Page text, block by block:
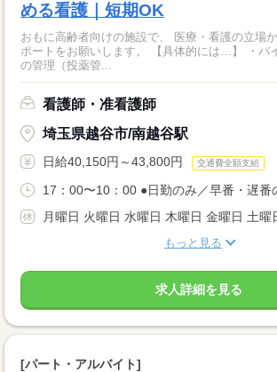
める看護｜短期OK
おもに高齢者向けの施設で、 医療・看護の立場
ポートをお願いします。 【具体的には…】 ・バイタルチェック ・薬
の管理（投薬管...
看護師・准看護師
埼玉県越谷市/南越谷駅
日給40,150円～43,800円 交通費全額支給
17：00〜10：00 ●日勤のみ／早番・遅番
月曜日 火曜日 水曜日 木曜日 金曜日 土曜
もっと見る
求人詳細を見る
[パート・アルバイト]